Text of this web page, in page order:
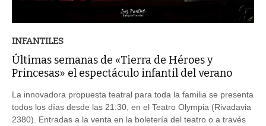
INFANTILES
Últimas semanas de «Tierra de Héroes y
Princesas» el espectáculo infantil del verano
La innovadora propuesta teatral para toda la familia se presenta
todos los días desde las 21:30, en el Teatro Olympia (Rivadavia
2380). Entradas a la venta en la boletería del teatro o a través